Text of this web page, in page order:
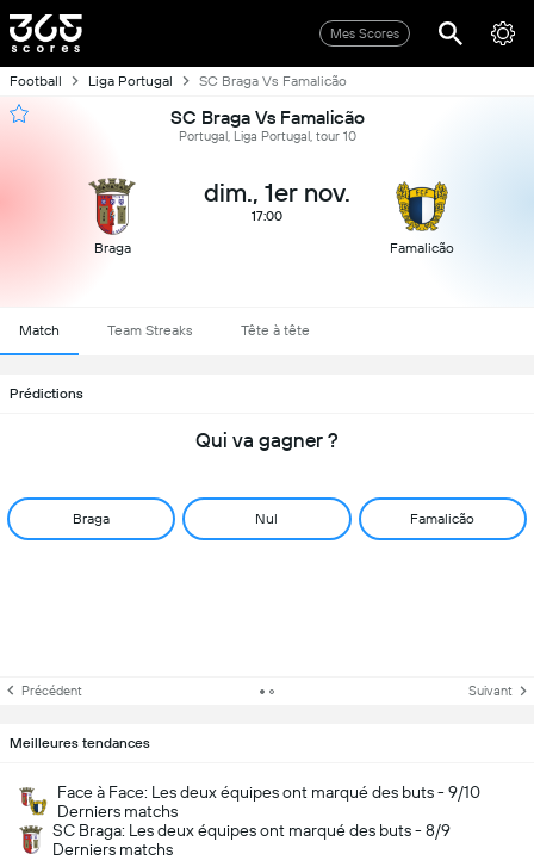
Mes Scores
Football Liga Portugal SC Braga Vs Famalicão
SC Braga Vs Famalicão
Portugal, Liga Portugal, tour 10
Braga
dim., 1er nov.
17:00
Famalicão
Match Team Streaks Tête à tête
Prédictions
Qui va gagner ?
Braga Nul Famalicão
Précédent Suivant
Meilleures tendances
Face à Face: Les deux équipes ont marqué des buts - 9/10
Derniers matchs
SC Braga: Les deux équipes ont marqué des buts - 8/9
Derniers matchs